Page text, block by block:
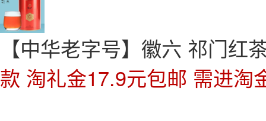
【中华老字号】徽六 祁门
款 淘礼金17.9元包邮 需进淘